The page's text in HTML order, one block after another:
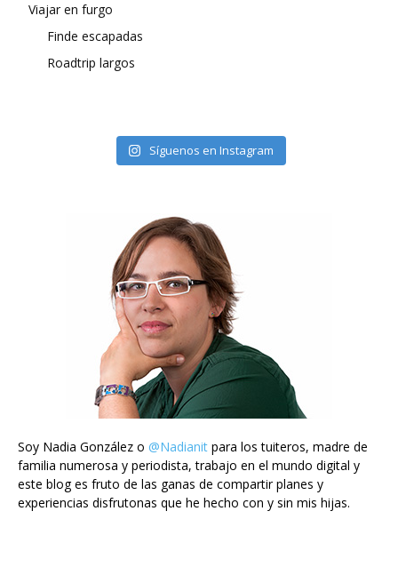
Viajar en furgo
Finde escapadas
Roadtrip largos
Síguenos en Instagram
Soy Nadia González o @Nadianit para los tuiteros, madre de
familia numerosa y periodista, trabajo en el mundo digital y
este blog es fruto de las ganas de compartir planes y
experiencias disfrutonas que he hecho con y sin mis hijas.